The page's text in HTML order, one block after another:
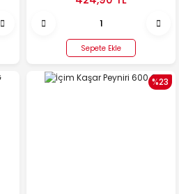
Sepete Ekle
%23